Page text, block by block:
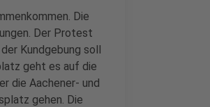
Die
Der Protest
Kundgebung soll
geht es auf die
die Aachener- und
gehen. Die